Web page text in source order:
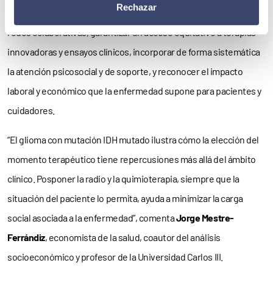
Rechazar
, reforzar la coordinación multidisciplinar mediante
redes colaborativas, garantizar un acceso equitativo a terapias
innovadoras y ensayos clínicos, incorporar de forma sistemática
la atención psicosocial y de soporte, y reconocer el impacto
laboral y económico que la enfermedad supone para pacientes y
cuidadores.
“El glioma con mutación IDH mutado ilustra cómo la elección del
momento terapéutico tiene repercusiones más allá del ámbito
clínico. Posponer la radio y la quimioterapia, siempre que la
situación del paciente lo permita, ayuda a minimizar la carga
social asociada a la enfermedad”, comentaJorge Mestre-
Ferrándiz, economista de la salud, coautor del análisis
socioeconómico y profesor de la Universidad Carlos III.